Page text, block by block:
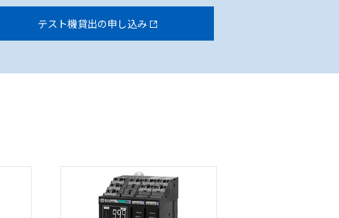
テスト機貸出の申し込み